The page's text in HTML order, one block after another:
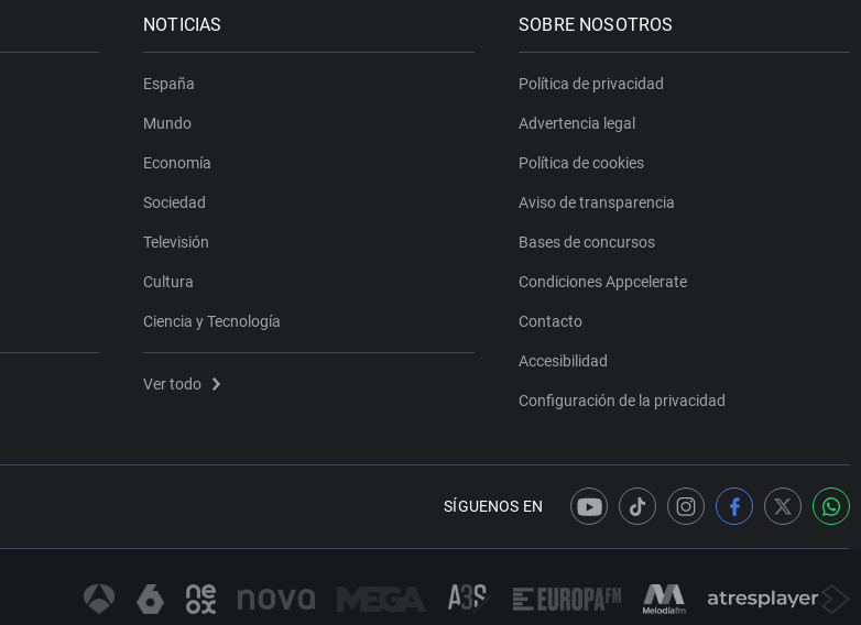
NOTICIAS
España
Mundo
Economía
Sociedad
Televisión
Cultura
Ciencia y Tecnología
Ver todo
SOBRE NOSOTROS
Política de privacidad
Advertencia legal
Política de cookies
Aviso de transparencia
Bases de concursos
Condiciones Appcelerate
Contacto
Accesibilidad
Configuración de la privacidad
SÍGUENOS EN